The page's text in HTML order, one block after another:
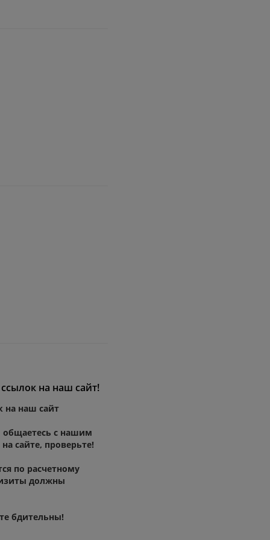
на наш сайт!
на наш сайт
общаетесь с нашим
сайте, проверьте!
по расчетному
должны
бдительны!